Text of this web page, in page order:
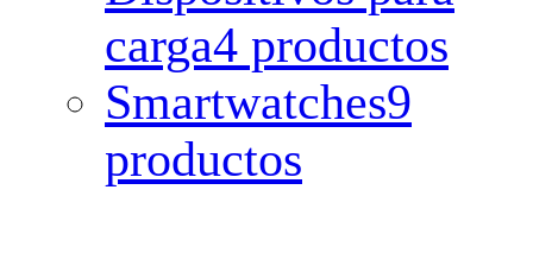
carga4 productos
Smartwatches9
productos